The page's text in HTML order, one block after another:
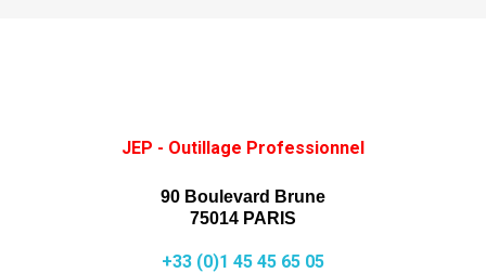
JEP - Outillage Professionnel
90 Boulevard Brune
75014 PARIS
+33 (0)1 45 45 65 05